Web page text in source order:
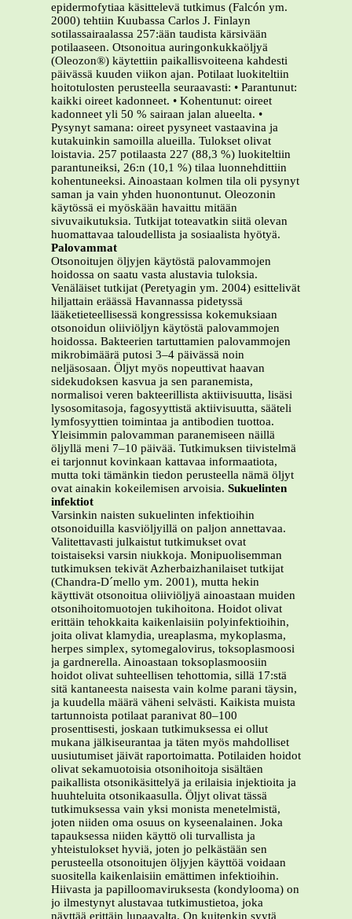
epidermofytiaa käsittelevä tutkimus (Falcón ym.
2000) tehtiin Kuubassa Carlos J. Finlayn
sotilassairaalassa 257:ään taudista kärsivään
potilaaseen. Otsonoitua auringonkukkaöljyä
(Oleozon®) käytettiin paikallisvoiteena kahdesti
päivässä kuuden viikon ajan. Potilaat luokiteltiin
hoitotulosten perusteella seuraavasti: • Parantunut:
kaikki oireet kadonneet. • Kohentunut: oireet
kadonneet yli 50 % sairaan jalan alueelta. •
Pysynyt samana: oireet pysyneet vastaavina ja
kutakuinkin samoilla alueilla. Tulokset olivat
loistavia. 257 potilaasta 227 (88,3 %) luokiteltiin
parantuneiksi, 26:n (10,1 %) tilaa luonnehdittiin
kohentuneeksi. Ainoastaan kolmen tila oli pysynyt
saman ja vain yhden huonontunut. Oleozonin
käytössä ei myöskään havaittu mitään
sivuvaikutuksia. Tutkijat toteavatkin siitä olevan
huomattavaa taloudellista ja sosiaalista hyötyä.
Palovammat
Otsonoitujen öljyjen käytöstä palovammojen
hoidossa on saatu vasta alustavia tuloksia.
Venäläiset tutkijat (Peretyagin ym. 2004) esittelivät
hiljattain eräässä Havannassa pidetyssä
lääketieteellisessä kongressissa kokemuksiaan
otsonoidun oliiviöljyn käytöstä palovammojen
hoidossa. Bakteerien tartuttamien palovammojen
mikrobimäärä putosi 3–4 päivässä noin
neljäsosaan. Öljyt myös nopeuttivat haavan
sidekudoksen kasvua ja sen paranemista,
normalisoi veren bakteerillista aktiivisuutta, lisäsi
lysosomitasoja, fagosyyttistä aktiivisuutta, sääteli
lymfosyyttien toimintaa ja antibodien tuottoa.
Yleisimmin palovamman paranemiseen näillä
öljyllä meni 7–10 päivää. Tutkimuksen tiivistelmä
ei tarjonnut kovinkaan kattavaa informaatiota,
mutta toki tämänkin tiedon perusteella nämä öljyt
ovat ainakin kokeilemisen arvoisia. Sukuelinten
infektiot
Varsinkin naisten sukuelinten infektioihin
otsonoiduilla kasviöljyillä on paljon annettavaa.
Valitettavasti julkaistut tutkimukset ovat
toistaiseksi varsin niukkoja. Monipuolisemman
tutkimuksen tekivät Azherbaizhanilaiset tutkijat
(Chandra-D´mello ym. 2001), mutta hekin
käyttivät otsonoitua oliiviöljyä ainoastaan muiden
otsonihoitomuotojen tukihoitona. Hoidot olivat
erittäin tehokkaita kaikenlaisiin polyinfektioihin,
joita olivat klamydia, ureaplasma, mykoplasma,
herpes simplex, sytomegalovirus, toksoplasmoosi
ja gardnerella. Ainoastaan toksoplasmoosiin
hoidot olivat suhteellisen tehottomia, sillä 17:stä
sitä kantaneesta naisesta vain kolme parani täysin,
ja kuudella määrä väheni selvästi. Kaikista muista
tartunnoista potilaat paranivat 80–100
prosenttisesti, joskaan tutkimuksessa ei ollut
mukana jälkiseurantaa ja täten myös mahdolliset
uusiutumiset jäivät raportoimatta. Potilaiden hoidot
olivat sekamuotoisia otsonihoitoja sisältäen
paikallista otsonikäsittelyä ja erilaisia injektioita ja
huuhteluita otsonikaasulla. Öljyt olivat tässä
tutkimuksessa vain yksi monista menetelmistä,
joten niiden oma osuus on kyseenalainen. Joka
tapauksessa niiden käyttö oli turvallista ja
yhteistulokset hyviä, joten jo pelkästään sen
perusteella otsonoitujen öljyjen käyttöä voidaan
suositella kaikenlaisiin emättimen infektioihin.
Hiivasta ja papilloomaviruksesta (kondylooma) on
jo ilmestynyt alustavaa tutkimustietoa, joka
näyttää erittäin lupaavalta. On kuitenkin syytä